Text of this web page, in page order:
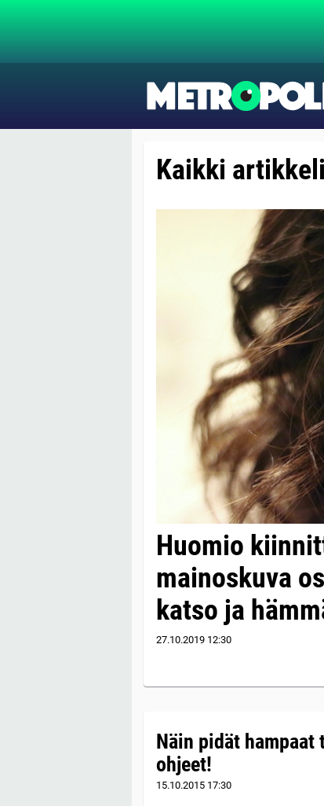
Kaikki
Huomio
mainoskuva
katso ja
27.10.2019 12:30
Näin pidät
ohjeet!
15.10.2015 17:30